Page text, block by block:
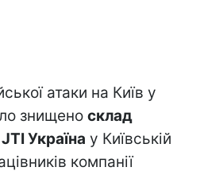
атаки на Київ у
знищено склад
Україна у Київській
компанії